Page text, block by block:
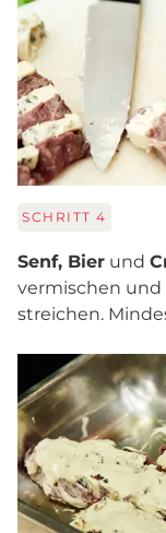
SCHRITT 4
Senf, Bier und
vermischen und
streichen.